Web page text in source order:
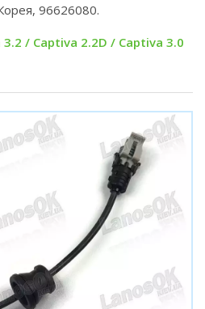
96626080.
/ Captiva 2.2D / Captiva 3.0